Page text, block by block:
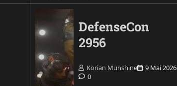
DefenseCon
2956
Korian Munshine
9 Mai 2026
0